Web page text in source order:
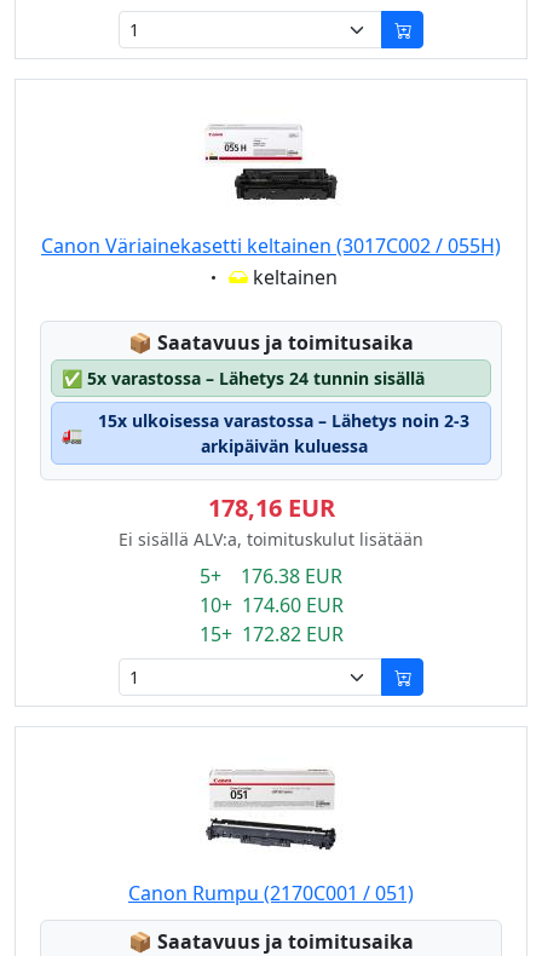
Canon Väriainekasetti keltainen (3017C002 / 055H)
Eigenschaft:
keltainen
📦 Lagerstatus:
Saatavuus ja toimitusaika
✅ 5x varastossa – Lähetys 24 tunnin sisällä
🚛
15x ulkoisessa varastossa – Lähetys noin 2-3
arkipäivän kuluessa
178,16 EUR
Ei sisällä ALV:a, toimituskulut lisätään
5+ 176.38 EUR
10+ 174.60 EUR
15+ 172.82 EUR
Canon Rumpu (2170C001 / 051)
📦 Lagerstatus:
Saatavuus ja toimitusaika